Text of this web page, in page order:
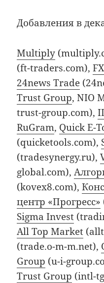
Добавления в
Multiply
(ft-traders.com),
24news Trade
Trust Group, NIO
trust-group.com),
RuGram, Quick E-
(quicketools.com),
(tradesynergy.ru),
global.com),
(kovex8.com),
центр «Прогресс»
Sigma Invest
All Top Market
(trade.o-m-m.net),
Group (u-i-
Trust Group (intl-